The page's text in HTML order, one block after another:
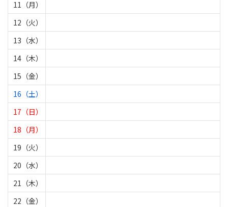
11（月）
12（火）
13（水）
14（木）
15（金）
16（土）
17（日）
18（月）
19（火）
20（水）
21（木）
22（金）